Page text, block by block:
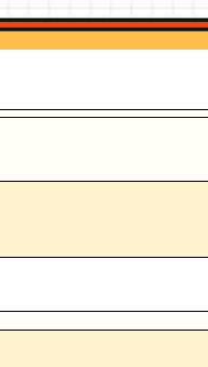
，帮助学员掌握实用技能